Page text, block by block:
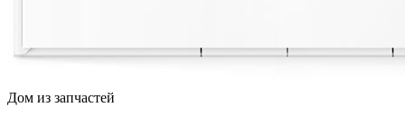
Дом из запчастей